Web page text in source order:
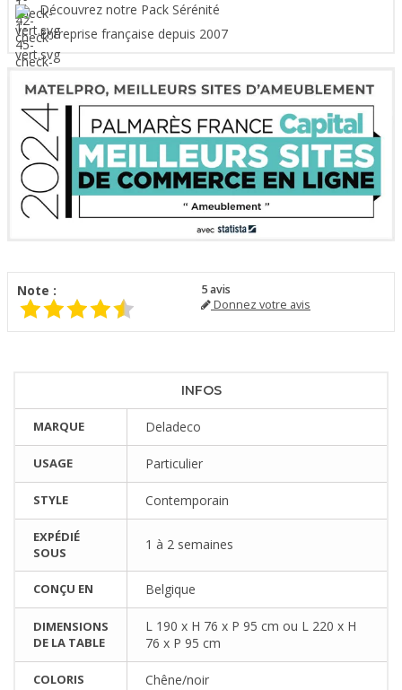
Découvrez notre Pack Sérénité
Entreprise française depuis 2007
Note : 5avis
Donnez votre avis
INFOS
MARQUE Deladeco
USAGE Particulier
STYLE Contemporain
EXPÉDIÉ
SOUS
1 à 2 semaines
CONÇU EN Belgique
DIMENSIONS
DE LA TABLE
L 190 x H 76 x P 95 cm ou L 220 x H
76 x P 95 cm
COLORIS Chêne/noir